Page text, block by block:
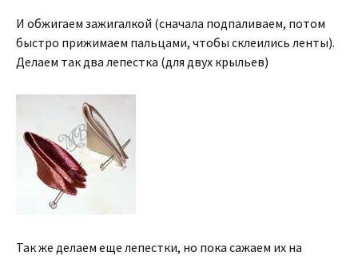
И обжигаем зажигалкой (сначала подпаливаем, потом
быстро прижимаем пальцами, чтобы склеились ленты).
Делаем так два лепестка (для двух крыльев)
Так же делаем еще лепестки, но пока сажаем их на